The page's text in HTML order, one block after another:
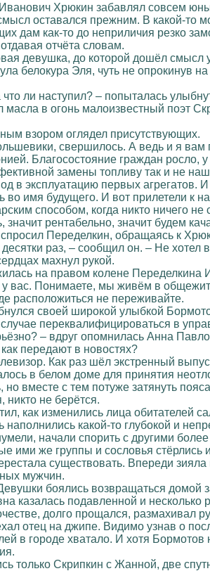
Хрюкин забавлял совсем
оставался прежним. В какой-то
дам как-то до неприличия резко
отчёта словам.
девушка, до которой дошёл смысл
белокура Эля, чуть не опрокинув
ли наступил? – попыталась
масла в огонь малоизвестный поэт
взором оглядел присутствующих.
свершилось. А ведь и я
Благосостояние граждан росло,
замены топливу так и не
в эксплуатацию первых
во имя будущего. И вот прилетели к
способом, когда никто ничего не
рентабельно, значит будем
Переделкин, обращаясь к
раз, – сообщил он. – Не
махнул рукой.
на правом колене
у вас. Понимаете, мы живём в
расположиться не переживайте.
своей широкой улыбкой
переквалифицироваться в
– вдруг опомнилась Анна
передают в новостях?
Как раз шёл экстренный
в белом доме для принятия
вместе с тем потуже затянуть
никто не берётся.
как изменились лица обитателей
наполнились какой-то глубокой и
начали спорить с другими
ими же группы и сословья
существовать. Впереди
мужчин.
боялись возвращаться домой
казалась подавленной и
долго прощался, размахивал
отец на джипе. Видимо узнав о
в городе хватало. И хотя
только Скрипкин с Жанной, две